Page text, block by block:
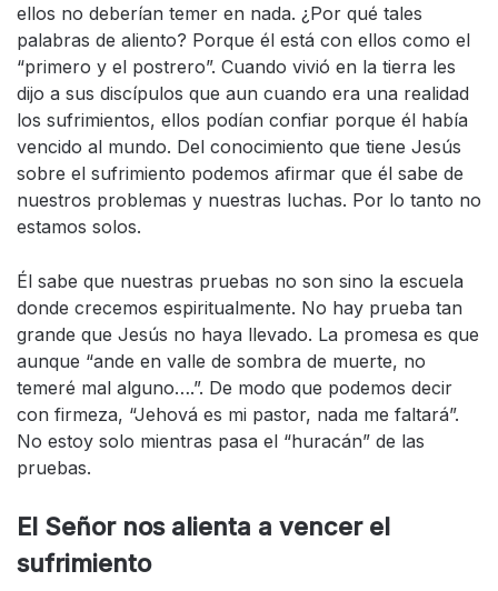
ellos no deberían temer en nada. ¿Por qué tales
palabras de aliento? Porque él está con ellos como el
“primero y el postrero”. Cuando vivió en la tierra les
dijo a sus discípulos que aun cuando era una realidad
los sufrimientos, ellos podían confiar porque él había
vencido al mundo. Del conocimiento que tiene Jesús
sobre el sufrimiento podemos afirmar que él sabe de
nuestros problemas y nuestras luchas. Por lo tanto no
estamos solos.
Él sabe que nuestras pruebas no son sino la escuela
donde crecemos espiritualmente. No hay prueba tan
grande que Jesús no haya llevado. La promesa es que
aunque “ande en valle de sombra de muerte, no
temeré mal alguno….”. De modo que podemos decir
con firmeza, “Jehová es mi pastor, nada me faltará”.
No estoy solo mientras pasa el “huracán” de las
pruebas.
El Señor nos alienta a vencer el
sufrimiento